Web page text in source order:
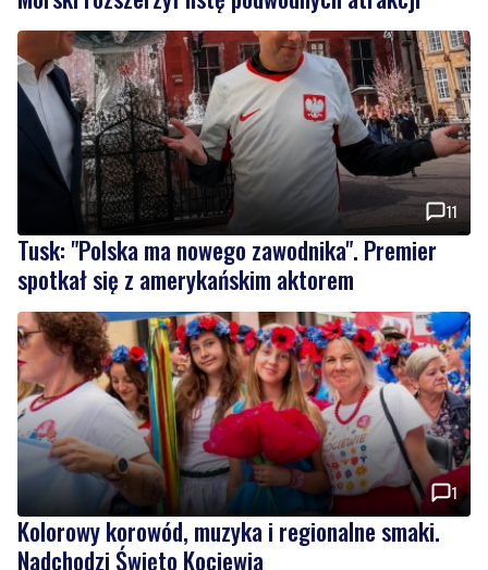
11
Tusk: "Polska ma nowego zawodnika". Premier
spotkał się z amerykańskim aktorem
1
Kolorowy korowód, muzyka i regionalne smaki.
Nadchodzi Święto Kociewia